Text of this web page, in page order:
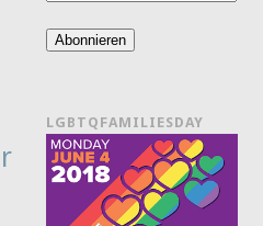
Adresse
Abonnieren
LGBTQFAMILIESDAY